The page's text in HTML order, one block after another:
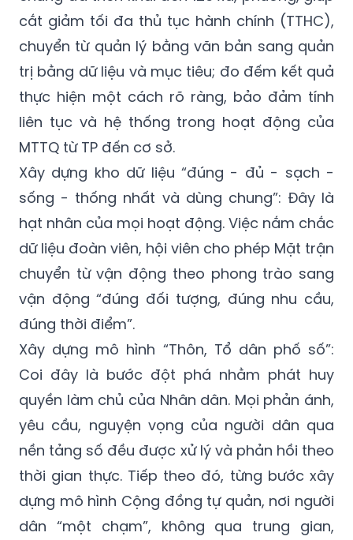
cắt giảm tối đa thủ tục hành chính (TTHC),
chuyển từ quản lý bằng văn bản sang quản
trị bằng dữ liệu và mục tiêu; đo đếm kết quả
thực hiện một cách rõ ràng, bảo đảm tính
liên tục và hệ thống trong hoạt động của
MTTQ từ TP đến cơ sở.
Xây dựng kho dữ liệu “đúng - đủ - sạch -
sống - thống nhất và dùng chung”: Đây là
hạt nhân của mọi hoạt động. Việc nắm chắc
dữ liệu đoàn viên, hội viên cho phép Mặt trận
chuyển từ vận động theo phong trào sang
vận động “đúng đối tượng, đúng nhu cầu,
đúng thời điểm”.
Xây dựng mô hình “Thôn, Tổ dân phố số”:
Coi đây là bước đột phá nhằm phát huy
quyền làm chủ của Nhân dân. Mọi phản ánh,
yêu cầu, nguyện vọng của người dân qua
nền tảng số đều được xử lý và phản hồi theo
thời gian thực. Tiếp theo đó, từng bước xây
dựng mô hình Cộng đồng tự quản, nơi người
dân “một chạm”, không qua trung gian,